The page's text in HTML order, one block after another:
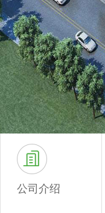
公司介绍